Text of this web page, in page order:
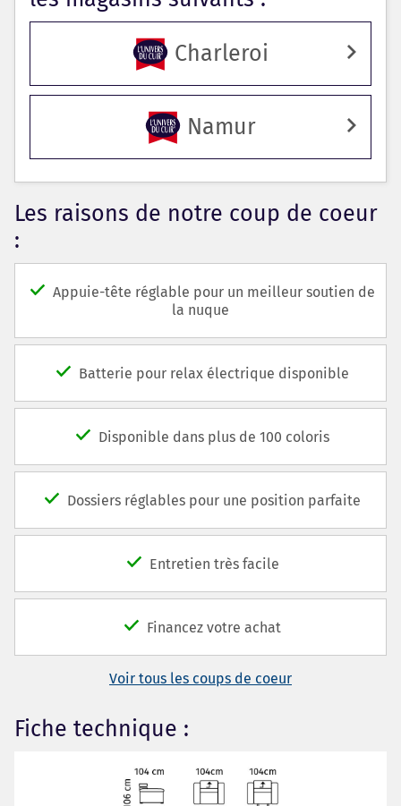
Charleroi
Namur
Les raisons de notre coup de coeur
:
Appuie-tête réglable pour un meilleur soutien de
la nuque
Batterie pour relax électrique disponible
Disponible dans plus de 100 coloris
Dossiers réglables pour une position parfaite
Entretien très facile
Financez votre achat
Voir tous les coups de coeur
Fiche technique :